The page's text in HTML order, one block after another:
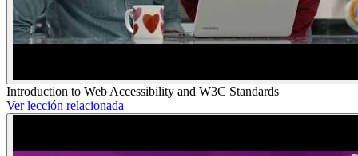
Introduction to Web Accessibility and W3C Standards
Ver lección relacionada